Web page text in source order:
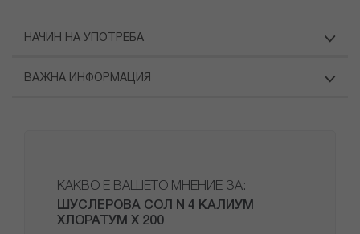
НАЧИН НА УПОТРЕБА
ВАЖНА ИНФОРМАЦИЯ
КАКВО Е ВАШЕТО МНЕНИЕ ЗА:
ШУСЛЕРОВА СОЛ N 4 КАЛИУМ
ХЛОРАТУМ Х 200